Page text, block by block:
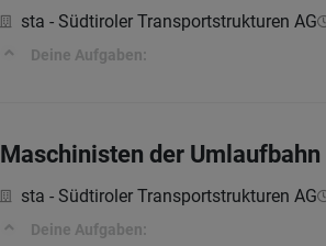
sta - Südtiroler Transportstrukturen AG
Deine Aufgaben:
Maschinisten der
sta - Südtiroler Transportstrukturen AG
Deine Aufgaben: